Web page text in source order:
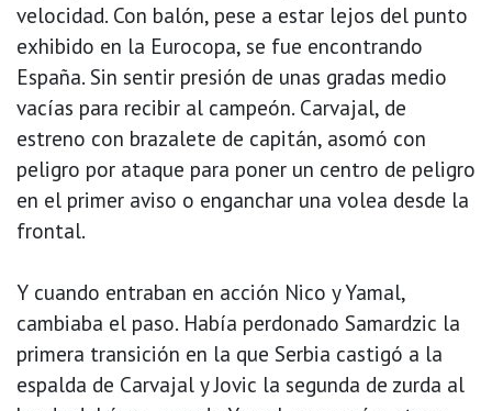
velocidad. Con balón, pese a estar lejos del punto
exhibido en la Eurocopa, se fue encontrando
España. Sin sentir presión de unas gradas medio
vacías para recibir al campeón. Carvajal, de
estreno con brazalete de capitán, asomó con
peligro por ataque para poner un centro de peligro
en el primer aviso o enganchar una volea desde la
frontal.
Y cuando entraban en acción Nico y Yamal,
cambiaba el paso. Había perdonado Samardzic la
primera transición en la que Serbia castigó a la
espalda de Carvajal y Jovic la segunda de zurda al